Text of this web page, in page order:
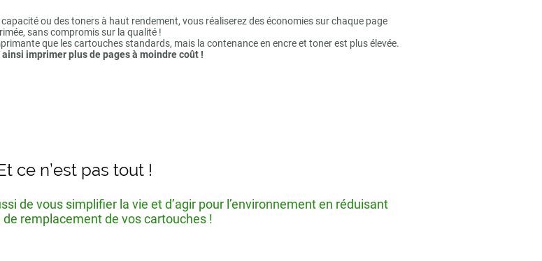
ou des toners à haut rendement, vous réaliserez des économies sur chaque page
sans compromis sur la qualité !
que les cartouches standards, mais la contenance en encre et toner est plus élevée.
imprimer plus de pages à moindre coût !
ce n’est pas tout !
de vous simplifier la vie et d’agir pour l’environnement en réduisant
de remplacement de vos cartouches !